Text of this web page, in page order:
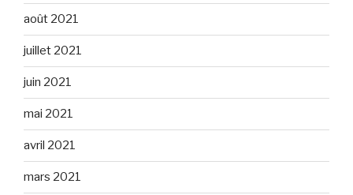
août 2021
juillet 2021
juin 2021
mai 2021
avril 2021
mars 2021